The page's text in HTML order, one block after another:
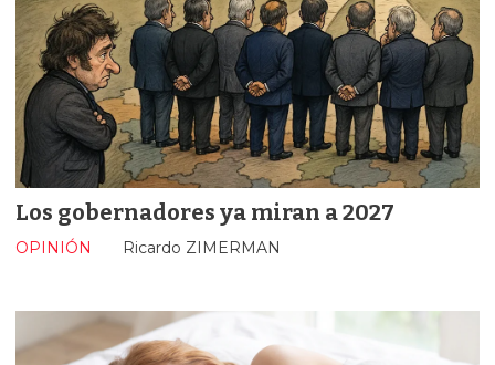
Los gobernadores ya miran a 2027
Ricardo ZIMERMAN
OPINIÓN